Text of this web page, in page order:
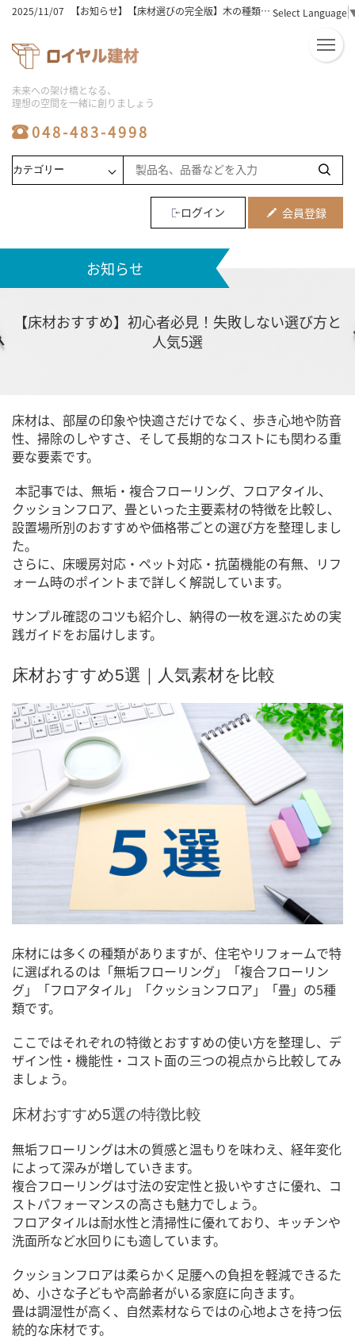
2025/11/07
【お知らせ】【床材選びの完全版】木の種類と特徴を徹底解説！
2025/11/07 【お知らせ】ユニットバスの工事費用込み相場を徹底解説！安く抑えるコツは？
2025/11/07
【お知らせ】フローリングの種類と床材の選び方！おすすめのポイントを徹底解説
2025/11/07 【お知らせ】【激安】シャワーユニットを徹底比較！人気商品と選び方のコツ
2025/11/07
【お知らせ】【必見】シャワーユニットの人気メーカー徹底比較！
2025/11/06
【お知らせ】【保存版】システムバス価格の比較とおすすめ商品ランキング
2025/08/06 【お知らせ】ユニットバスの工事の費用相場と工期｜安くする方法や事例も解説
2025/08/06 【お知らせ】床材の種類は何がある？価格・特徴と部屋別に選び方も解説
2025/08/06
【お知らせ】【メーカー別】フロアタイルの特徴を比較！最適な選び方も紹介
2025/08/06 【お知らせ】ユニットバス施工の費用相場と価格変動要因など業者向けに解説
【お知らせ】システムバスのサイズ選びで施主の不安を解消する提案方法を紹介
【お知らせ】浴室リフォームの費用相場や劣化のサイン5つを解説
【お知らせ】水回り工事やリフォームの費用相場と住みながら進めるメリットなど解説
2023/10/21 【お知らせ】メーカー倉庫への直接お引き取りに関しまして
【お知らせ】ゴールデンウィーク休業のお知らせ
【お知らせ】2025～2026年年末年始休暇期間・ご注文に関しまして
Select Language
未来への架け橋となる、
理想の空間を一緒に創りましょう
048-483-4998
ログイン 会員登録
お知らせ
【床材おすすめ】初心者必見！失敗しない選び方と
人気5選
床材は、部屋の印象や快適さだけでなく、歩き心地や防音
性、掃除のしやすさ、そして長期的なコストにも関わる重
要な要素です。
本記事では、無垢・複合フローリング、フロアタイル、
クッションフロア、畳といった主要素材の特徴を比較し、
設置場所別のおすすめや価格帯ごとの選び方を整理しまし
た。
さらに、床暖房対応・ペット対応・抗菌機能の有無、リフ
ォーム時のポイントまで詳しく解説しています。
サンプル確認のコツも紹介し、納得の一枚を選ぶための実
践ガイドをお届けします。
床材おすすめ5選｜人気素材を比較
床材には多くの種類がありますが、住宅やリフォームで特
に選ばれるのは「無垢フローリング」「複合フローリン
グ」「フロアタイル」「クッションフロア」「畳」の5種
類です。
ここではそれぞれの特徴とおすすめの使い方を整理し、デ
ザイン性・機能性・コスト面の三つの視点から比較してみ
ましょう。
床材おすすめ5選の特徴比較
無垢フローリングは木の質感と温もりを味わえ、経年変化
によって深みが増していきます。
複合フローリングは寸法の安定性と扱いやすさに優れ、コ
ストパフォーマンスの高さも魅力でしょう。
フロアタイルは耐水性と清掃性に優れており、キッチンや
洗面所など水回りにも適しています。
クッションフロアは柔らかく足腰への負担を軽減できるた
め、小さな子どもや高齢者がいる家庭に向きます。
畳は調湿性が高く、自然素材ならではの心地よさを持つ伝
統的な床材です。